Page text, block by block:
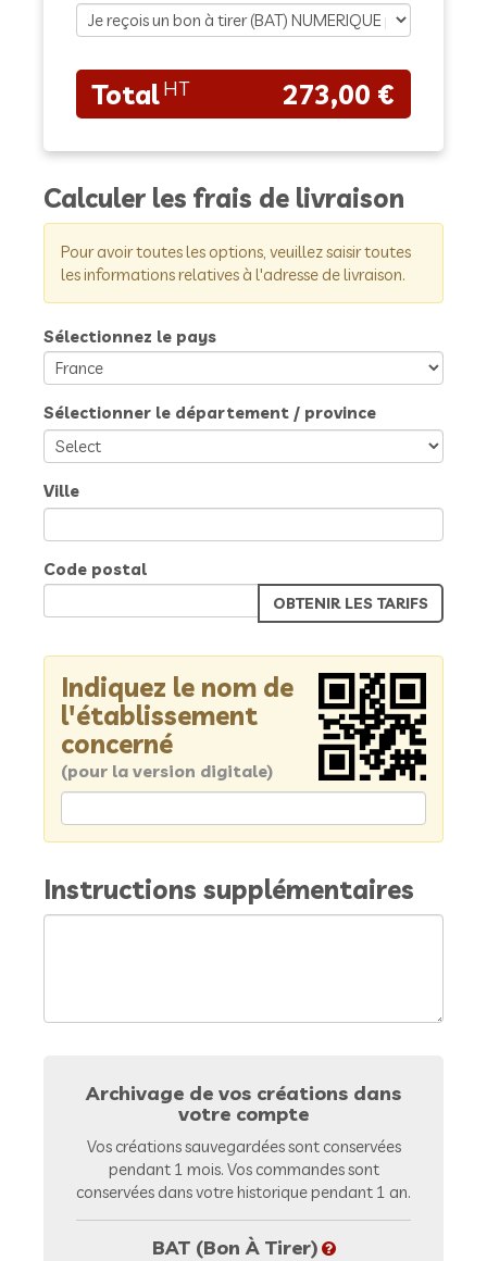
273,00 €
Calculer les frais de livraison
Pour avoir toutes les options, veuillez saisir toutes
les informations relatives à l'adresse de livraison.
Sélectionnez le pays
Sélectionner le département / province
Ville
Code postal
Indiquez le nom de
l'établissement
concerné
(pour la version digitale)
Instructions supplémentaires
Archivage de vos créations dans
votre compte
Vos créations sauvegardées sont conservées
pendant 1 mois. Vos commandes sont
conservées dans votre historique pendant 1 an.
BAT (Bon À Tirer)